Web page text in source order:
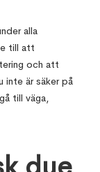
alla
till att
och att
inte är säker på
till väga,